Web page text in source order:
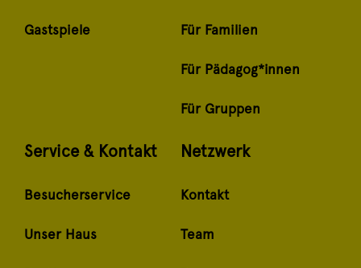
Gastspiele Für Familien
Für Pädagog*innen
Für Gruppen
Service & Kontakt
Besucherservice
Unser Haus
Netzwerk
Kontakt
Team